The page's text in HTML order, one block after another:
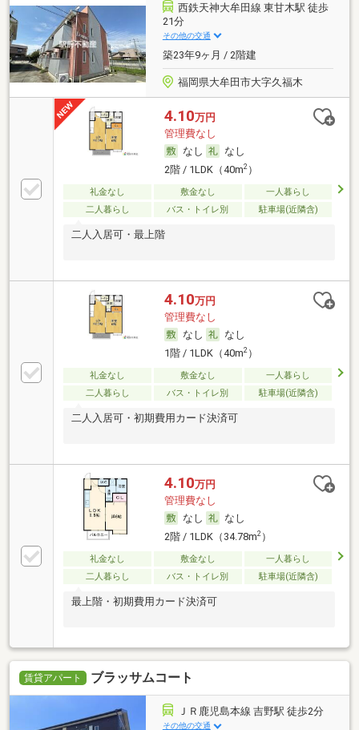
西鉄天神大牟田線 東甘木駅 徒歩
21分
その他の交通
築23年9ヶ月 / 2階建
福岡県大牟田市大字久福木
4.10万円
管理費なし
なし
なし
2階 / 1LDK（40m2）
礼金なし 敷金なし
一人暮らし
二人暮らし
バス・トイレ別 駐車場(近隣含)
二人入居可・最上階
4.10万円
管理費なし
なし
なし
1階 / 1LDK（40m2）
礼金なし 敷金なし
一人暮らし
二人暮らし
バス・トイレ別 駐車場(近隣含)
二人入居可・初期費用カード決済可
4.10万円
管理費なし
なし
なし
2階 / 1LDK（34.78m2）
礼金なし 敷金なし
一人暮らし
二人暮らし
バス・トイレ別 駐車場(近隣含)
最上階・初期費用カード決済可
賃貸アパート ブラッサムコート
ＪＲ鹿児島本線 吉野駅 徒歩2分
その他の交通